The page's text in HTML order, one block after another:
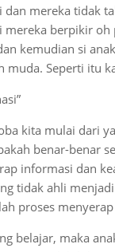
mereka tidak
berpikir
kemudian si
Seperti itu
kita mulai dari
benar-benar
informasi dan
tidak ahli
proses
belajar, maka